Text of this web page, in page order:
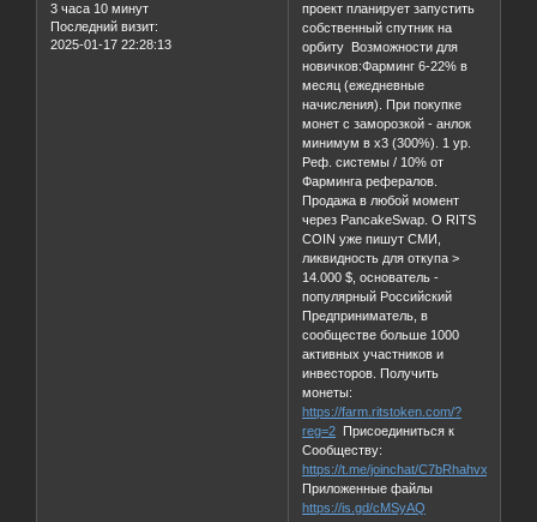
3 часа 10 минут
Последний визит:
2025-01-17 22:28:13
проект планирует запустить
собственный спутник на
орбиту Возможности для
новичков:Фарминг 6-22% в
месяц (ежедневные
начисления). При покупке
монет с заморозкой - анлок
минимум в х3 (300%). 1 ур.
Реф. системы / 10% от
Фарминга рефералов.
Продажа в любой момент
через PancakeSwap. О RITS
COIN уже пишут СМИ,
ликвидность для откупа >
14.000 $, основатель -
популярный Российский
Предприниматель, в
сообществе больше 1000
активных участников и
инвесторов. Получить
монеты:
https://farm.ritstoken.com/?
reg=2 Присоединиться к
Сообществу:
https://t.me/joinchat/C7bRhahvxP1jNjgy
Приложенные файлы
https://is.gd/cMSyAQ